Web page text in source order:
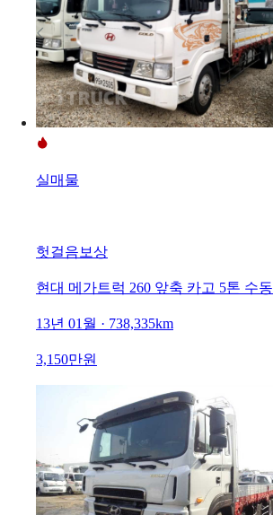
실매물
헛걸음보상
현대 메가트럭 260 앞축 카고 5톤 수동
13년 01월 · 738,335km
3,150만원